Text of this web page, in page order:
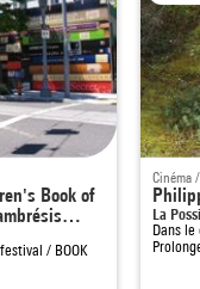
Book of
/ BOOK
Cinéma
La
Dans le